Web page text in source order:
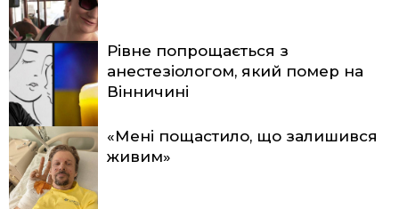
Рівне попрощається з
анестезіологом, який помер на
Вінничині
«Мені пощастило, що залишився
живим»